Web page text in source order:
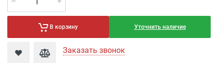
В корзину Уточнить наличие
Заказать звонок